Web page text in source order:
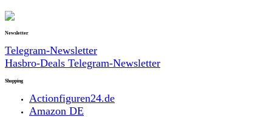
Newsletter
Telegram-Newsletter
Hasbro-Deals Telegram-Newsletter
Shopping
Actionfiguren24.de
Amazon DE